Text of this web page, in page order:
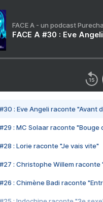
FACE A - un podcast
FACE A #30 : Eve
#30 : Eve Angeli raconte "Avant
#29 : MC Solaar raconte "Bouge
#28 : Lorie raconte "Je vais vite"
#27 : Christophe Willem raconte
#26 : Chimène Badi raconte